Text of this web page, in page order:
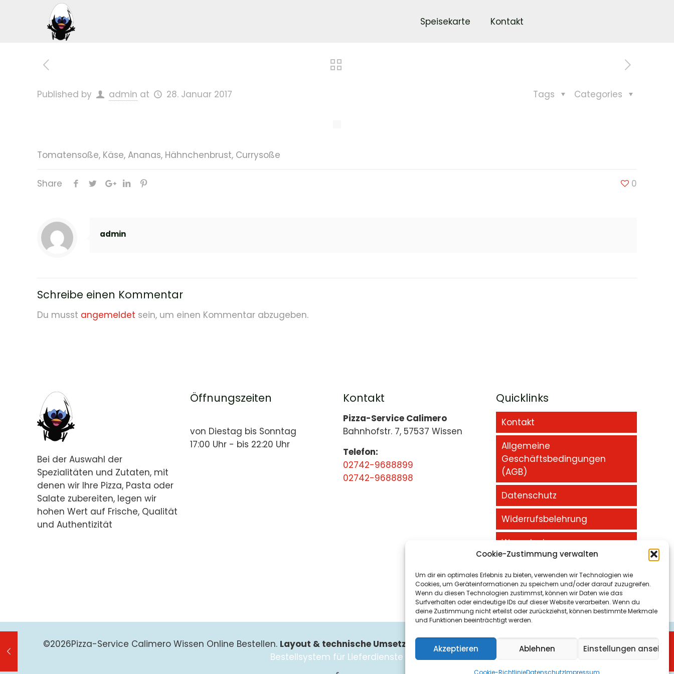
Cookie-Zustimmung verwalten
Um dir ein optimales Erlebnis zu bieten, verwenden wir Technologien wie
Cookies, um Geräteinformationen zu speichern und/oder darauf zuzugreifen.
Wenn du diesen Technologien zustimmst, können wir Daten wie das
Surfverhalten oder eindeutige IDs auf dieser Website verarbeiten. Wenn du
deine Zustimmung nicht erteilst oder zurückziehst, können bestimmte Merkmale
und Funktionen beeinträchtigt werden.
Akzeptieren Ablehnen Einstellungen ansehen
Cookie-RichtlinieDatenschutzImpressum
Speisekarte Kontakt
Published by admin at 28. Januar 2017 Categories
Tags
Tomatensoße, Käse, Ananas, Hähnchenbrust, Currysoße
Share 0
admin
Schreibe einen Kommentar
Du musst angemeldet sein, um einen Kommentar abzugeben.
Bei der Auswahl der
Spezialitäten und Zutaten, mit
denen wir Ihre Pizza, Pasta oder
Salate zubereiten, legen wir
hohen Wert auf Frische, Qualität
und Authentizität
Öffnungszeiten
von Diestag bis Sonntag
17:00 Uhr - bis 22:20 Uhr
Kontakt
Pizza-Service Calimero
Bahnhofstr. 7, 57537 Wissen
Telefon:
02742-9688899
02742-9688898
Quicklinks
Kontakt
Allgemeine
Geschäftsbedingungen
(AGB)
Datenschutz
Widerrufsbelehrung
Warenkorb
©2026Pizza-Service Calimero Wissen Online Bestellen. Layout & technische Umsetzung: Suchmaschineoptimierung Gelsenkirchenund
Bestellsystem für Lieferdienste